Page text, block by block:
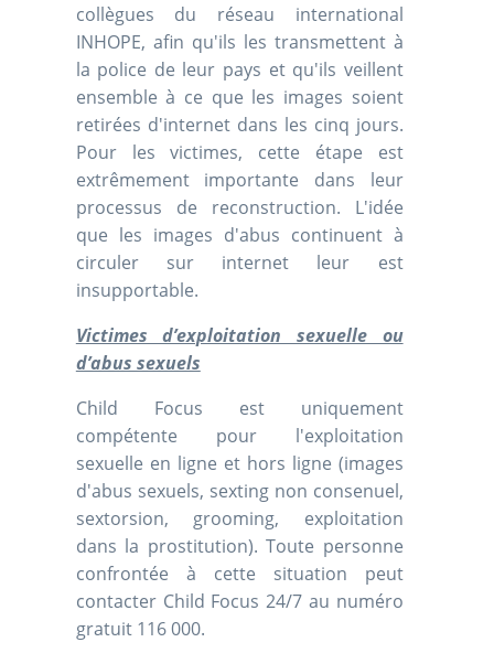
collègues du réseau international
INHOPE, afin qu'ils les transmettent à
la police de leur pays et qu'ils veillent
ensemble à ce que les images soient
retirées d'internet dans les cinq jours.
Pour les victimes, cette étape est
extrêmement importante dans leur
processus de reconstruction. L'idée
que les images d'abus continuent à
circuler sur internet leur est
insupportable.
Victimes d’exploitation sexuelle ou
d’abus sexuels
Child Focus est uniquement
compétente pour l'exploitation
sexuelle en ligne et hors ligne (images
d'abus sexuels, sexting non consenuel,
sextorsion, grooming, exploitation
dans la prostitution). Toute personne
confrontée à cette situation peut
contacter Child Focus 24/7 au numéro
gratuit 116 000.